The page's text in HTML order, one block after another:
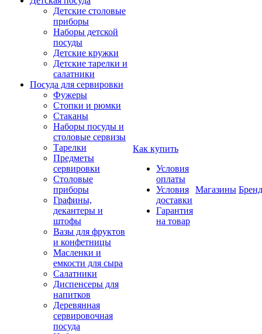
Детские столовые
приборы
Наборы детской
посуды
Детские кружки
Детские тарелки и
салатники
Посуда для сервировки
Фужеры
Стопки и рюмки
Стаканы
Наборы посуды и
столовые сервизы
Тарелки
Предметы
сервировки
Столовые
приборы
Графины,
декантеры и
штофы
Вазы для фруктов
и конфетницы
Масленки и
емкости для сыра
Салатники
Диспенсеры для
напитков
Деревянная
сервировочная
посуда
Как купить
Условия
оплаты
Условия
доставки
Гарантия
на товар
Магазины